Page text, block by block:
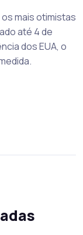
mais otimistas
até 4 de
dos EUA, o